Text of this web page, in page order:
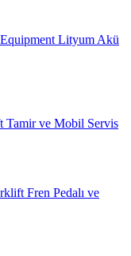
Equipment Lityum Akü
Tamir ve Mobil Servis
Fren Pedalı ve